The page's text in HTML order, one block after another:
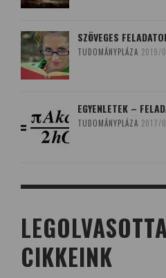
SZÖVEGES
TUDOMÁNYPLÁZA 2019/
EGYENLETEK –
TUDOMÁNYPLÁZA 2017/
CIKKEINK